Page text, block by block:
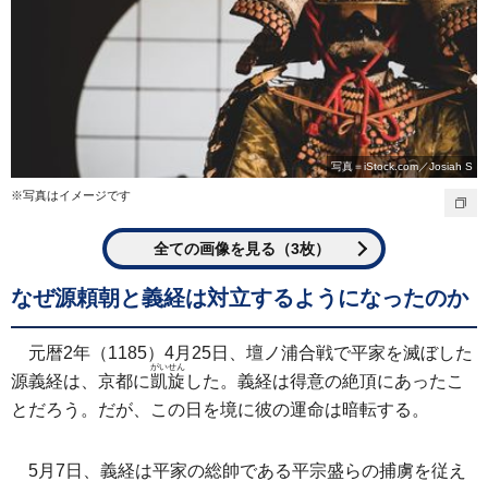
写真＝iStock.com／Josiah S
※写真はイメージです
全ての画像を見る（3枚）
なぜ源頼朝と義経は対立するようになったのか
元暦2年（1185）4月25日、壇ノ浦合戦で平家を滅ぼした
源義経は、京都に凱旋
がいせん
した。義経は得意の絶頂にあったこ
とだろう。だが、この日を境に彼の運命は暗転する。
5月7日、義経は平家の総帥である平宗盛らの捕虜を従え